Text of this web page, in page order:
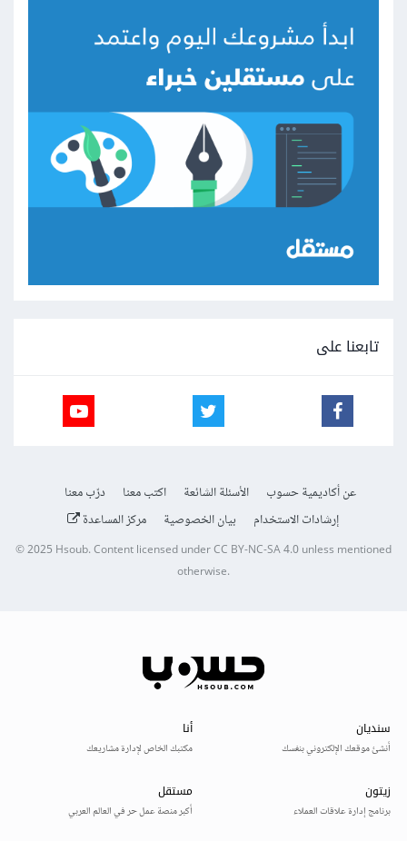
تابعنا على
عن أكاديمية حسوب الأسئلة الشائعة اكتب معنا
درّب معنا
إرشادات الاستخدام
بيان الخصوصية مركز المساعدة
© 2025Hsoub.Content licensed underCC BY-NC-SA 4.0unless mentioned
otherwise.